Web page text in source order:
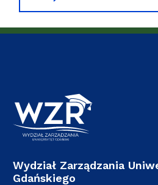
Wydział Zarządzania
Gdańskiego